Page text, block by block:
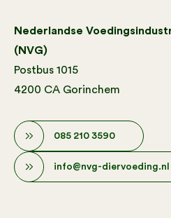
Nederlandse
(NVG)
Postbus 1015
4200 CA Gorinchem
085 210 3590
info@nvg-diervoeding.nl